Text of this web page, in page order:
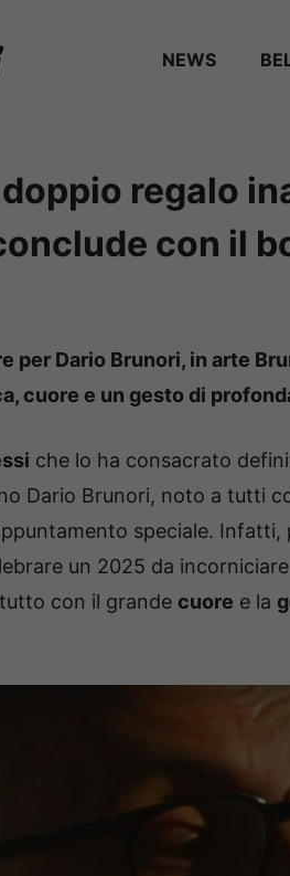
NEWS
regalo
con il
per Dario Brunori, in arte
cuore e un gesto di
che lo ha consacrato
Dario Brunori, noto a tutti
speciale.
un 2025 da
con il grande cuore e la